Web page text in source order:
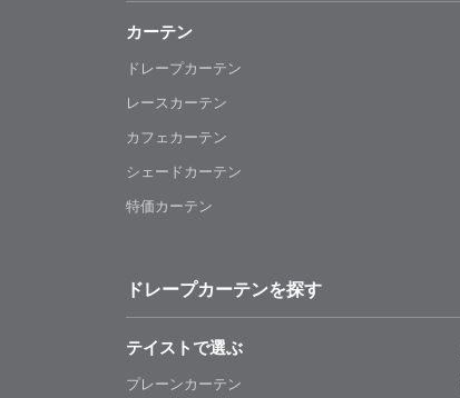
カーテン
ドレープカーテン
レースカーテン
カフェカーテン
シェードカーテン
特価カーテン
ドレープカーテンを探す
テイストで選ぶ
プレーンカーテン